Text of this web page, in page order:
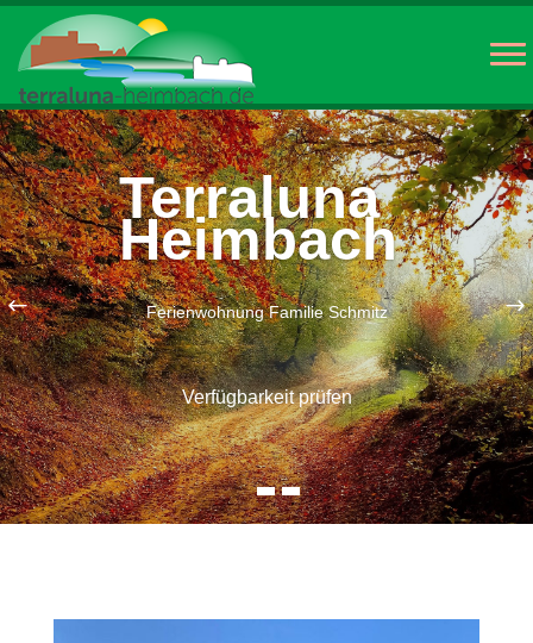
Terraluna
Heimbach
Ferienwohnung Familie Schmitz
Verfügbarkeit prüfen